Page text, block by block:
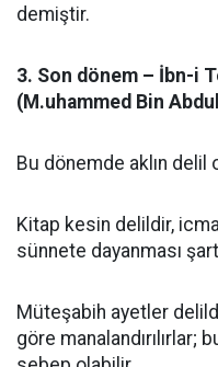
demiştir.
3. Son dönem – İbn-i
(M.uhammed Bin
Bu dönemde aklın delil
Kitap kesin delildir,
sünnete dayanması
Müteşabih ayetler
göre manalandırılırlar;